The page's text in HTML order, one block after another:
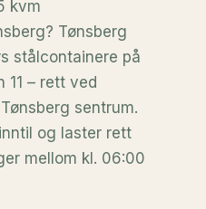
kvm
Tønsberg
stålcontainere på
11 – rett ved
sentrum.
og laster rett
mellom kl. 06:00